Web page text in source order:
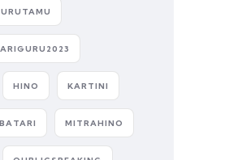
HINO KARTINI
MITRAHINO